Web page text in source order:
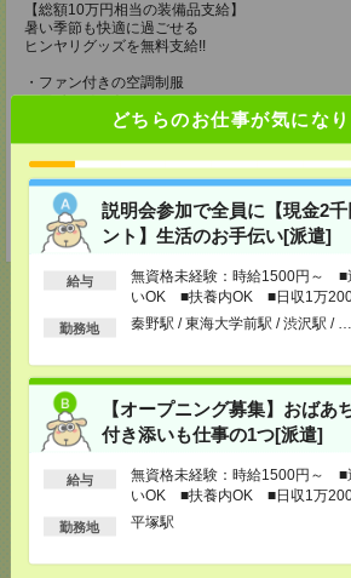
どちらのお仕事が気にな
説明会参加で全員に【現金2
ント】生活のお手伝い[派遣]
給与
無資格未経験：時給1500円～ ■
いOK ■扶養内OK ■日収1万
以上
勤務地 秦野駅 / 東海大学前駅 / 渋沢駅 / …
【オープニング募集】おばあ
付き添いも仕事の1つ[派遣]
給与
無資格未経験：時給1500円～ ■
いOK ■扶養内OK ■日収1万
以上
勤務地 平塚駅
【総額10万円相当の装備品支給】
暑い季節も快適に過ごせる
ヒンヤリグッズを無料支給!!
・ファン付きの空調制服
・アイスメット
・紫外線カットの最新ヘルメット
・完全防水リュック
・軽量安全靴
・靴下3足
・ドリンク手当（200円/1勤務につき）
応募ページへ
気になる！
メールで送る